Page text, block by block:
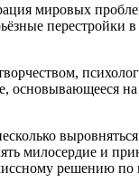
мировых
перестройки
основывающееся
милосердие и
решению